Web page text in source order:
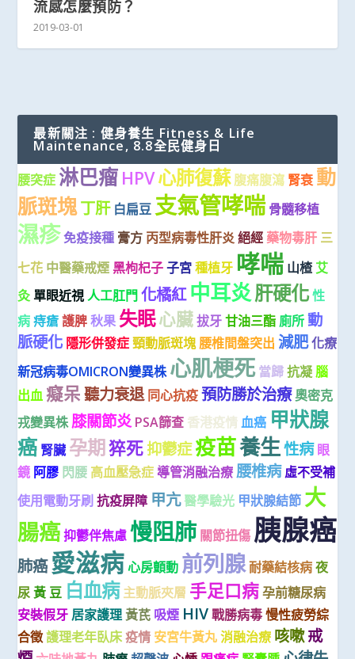
流感怎麼預防？
2019-03-01
最新關注 : 健身養生 Fitness & Life
Maintenance, 8.8全民健身日
腰突症 淋巴瘤 HPV心肺復蘇 腹痛腹瀉 腎衰 動
脈斑塊丁肝 白扁豆 支氣管哮喘 骨髓移植
濕疹免疫接種 膏方 丙型病毒性肝炎 絕經 藥物毒肝 三
七花 中醫藥戒煙 黑枸杞子 子宮 種植牙 哮喘 山楂 艾
灸 單眼近視 人工肛門 化橘紅 中耳炎肝硬化性
病 痔瘡 護脾 秋果 失眠心臟 拔牙 甘油三酯 廁所 動
脈硬化 隱形併發症 頸動脈斑塊 腰椎間盤突出 減肥化療
新冠病毒OMICRON變異株 心肌梗死 當歸 抗凝 腦
出血 癡呆 聽力衰退 同心抗疫 預防勝於治療奧密克
戎變異株 膝關節炎 PSA篩查 香港疫情 血癌 甲狀腺
癌 腎臟 孕期 猝死抑鬱症疫苗養生性病 眼
鏡 阿膠 閃腰 高血壓急症 導管消融治療 腰椎病 虛不受補
使用電動牙刷 抗疫屏障 甲亢醫學驗光 甲狀腺結節 大
腸癌抑鬱伴焦慮 慢阻肺 關節扭傷 胰腺癌
肺癌愛滋病 心房顫動 前列腺耐藥結核病 夜
尿 黃 豆 白血病 主動脈夾層 手足口病 孕前糖尿病
安裝假牙 居家護理 黃芪 吸煙 HIV 戰勝病毒 慢性疲勞綜
合徵護理老年臥床 疫情 安宮牛黃丸 消融治療 咳嗽戒